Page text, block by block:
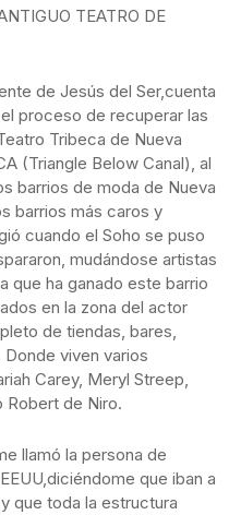
TEATRO DE
de Jesús del Ser,cuenta
proceso de recuperar las
Tribeca de Nueva
(Triangle Below Canal), al
barrios de moda de Nueva
barrios más caros y
cuando el Soho se puso
mudándose artistas
que ha ganado este barrio
en la zona del actor
de tiendas, bares,
viven varios
Carey, Meryl Streep,
Robert de Niro.
llamó la persona de
que iban a
que toda la estructura